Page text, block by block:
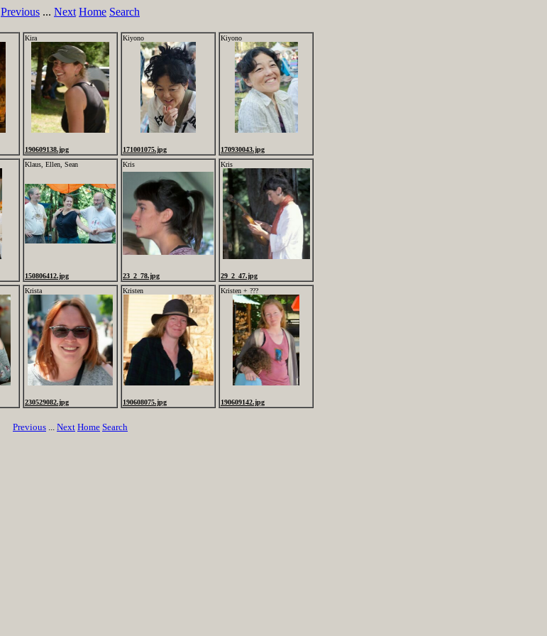
Previous ... Next Home Search
Kira
190609138.jpg
Kiyono
171001075.jpg
Kiyono
170930043.jpg
Klaus, Ellen, Sean
150806412.jpg
Kris
23_2_78.jpg
Kris
29_2_47.jpg
Krista
230529082.jpg
Kristen
190608075.jpg
Kristen + ???
190609142.jpg
Previous ... Next Home Search